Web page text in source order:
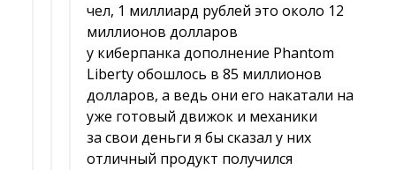
чел, 1 миллиард рублей это около 12
миллионов долларов
у киберпанка дополнение Phantom
Liberty обошлось в 85 миллионов
долларов, а ведь они его накатали на
уже готовый движок и механики
за свои деньги я бы сказал у них
отличный продукт получился